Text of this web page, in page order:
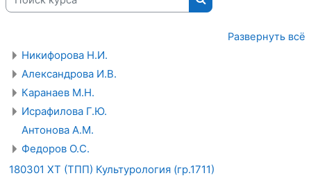
Поиск курса
Развернуть всё
Никифорова Н.И.
Александрова И.В.
Каранаев М.Н.
Исрафилова Г.Ю.
Антонова А.М.
Федоров О.С.
180301 ХТ (ТПП) Культурология (гр.1711)